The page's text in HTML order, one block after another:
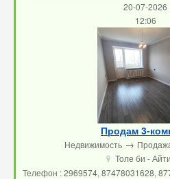
20-07-2026
12:06
Продам 3-
Недвижимость →
u Толе би -
Телефон : 2969574, 87478031628,